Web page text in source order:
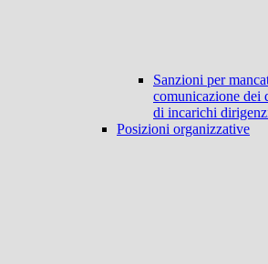
Sanzioni per
comunicazione dei
di incarichi
Posizioni organizzative